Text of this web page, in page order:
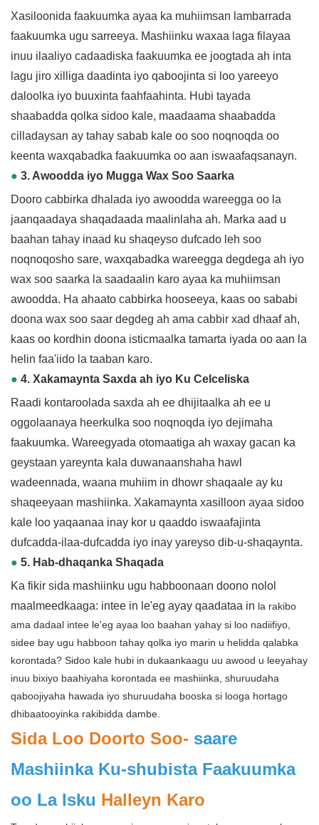
Xasiloonida faakuumka ayaa ka muhiimsan lambarrada
faakuumka ugu sarreeya. Mashiinku waxaa laga filayaa
inuu ilaaliyo cadaadiska faakuumka ee joogtada ah inta
lagu jiro xilliga daadinta iyo qaboojinta si loo yareeyo
daloolka iyo buuxinta faahfaahinta. Hubi tayada
shaabadda qolka sidoo kale, maadaama shaabadda
cilladaysan ay tahay sabab kale oo soo noqnoqda oo
keenta waxqabadka faakuumka oo aan iswaafaqsanayn.
● 3. Awoodda iyo Mugga Wax Soo Saarka
Dooro cabbirka dhalada iyo awoodda wareegga oo la
jaanqaadaya shaqadaada maalinlaha ah. Marka aad u
baahan tahay inaad ku shaqeyso dufcado leh soo
noqnoqosho sare, waxqabadka wareegga degdega ah iyo
wax soo saarka la saadaalin karo ayaa ka muhiimsan
awoodda. Ha ahaato cabbirka hooseeya, kaas oo sababi
doona wax soo saar degdeg ah ama cabbir xad dhaaf ah,
kaas oo kordhin doona isticmaalka tamarta iyada oo aan la
helin faa'iido la taaban karo.
● 4. Xakamaynta Saxda ah iyo Ku Celceliska
Raadi kontaroolada saxda ah ee dhijitaalka ah ee u
oggolaanaya heerkulka soo noqnoqda iyo dejimaha
faakuumka. Wareegyada otomaatiga ah waxay gacan ka
geystaan ​​​​yareynta kala duwanaanshaha hawl
wadeennada, waana muhiim in dhowr shaqaale ay ku
shaqeeyaan mashiinka. Xakamaynta xasilloon ayaa sidoo
kale loo yaqaanaa inay kor u qaaddo iswaafajinta
dufcadda-ilaa-dufcadda iyo inay yareyso dib-u-shaqaynta.
● 5. Hab-dhaqanka Shaqada
Ka fikir sida mashiinku ugu habboonaan doono nolol
maalmeedkaaga: intee in le'eg ayay qaadataa in la rakibo
ama dadaal intee le'eg ayaa loo baahan yahay si loo nadiifiyo,
sidee bay ugu habboon tahay qolka iyo marin u helidda qalabka
korontada? Sidoo kale hubi in dukaankaagu uu awood u leeyahay
inuu bixiyo baahiyaha korontada ee mashiinka, shuruudaha
qaboojiyaha hawada iyo shuruudaha booska si looga hortago
dhibaatooyinka rakibidda dambe.
Sida Loo Doorto Soo- saare
Mashiinka Ku-shubista Faakuumka
oo La Isku Halleyn Karo